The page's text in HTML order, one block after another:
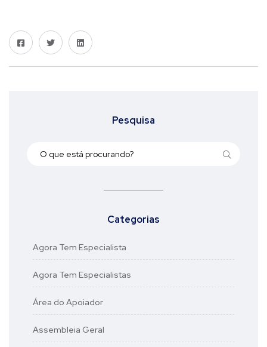
Pesquisa
Categorias
Agora Tem Especialista
Agora Tem Especialistas
Área do Apoiador
Assembleia Geral